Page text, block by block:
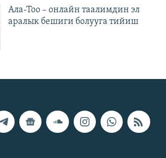
Ала-Тоо – онлайн таалимдин эл
аралык бешиги болууга тийиш